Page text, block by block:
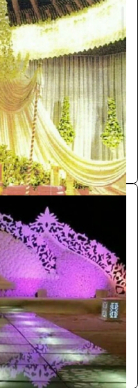
كوشة
الفعاليات والحفلات
880
/ اليوم
الرياض
ابو يحيى
0.0 (0)
الفعاليات والحفلات
880
/ اليوم
الرياض
ابو يحيى
0.0 (0)